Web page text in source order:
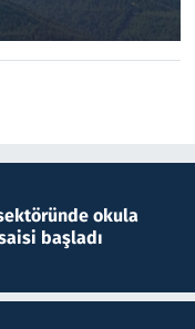
okula
başladı